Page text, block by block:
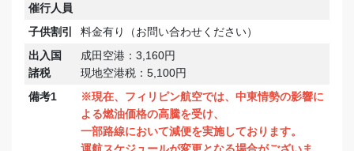
催行人員
子供割引
料金有り（お問い合わせください）
出入国
諸税
成田空港：3,160円
現地空港税：5,100円
備考1
※現在、フィリピン航空では、中東情勢の影響に
よる燃油価格の高騰を受け、
一部路線において減便を実施しております。
運航スケジュールが変更となる場合がございま